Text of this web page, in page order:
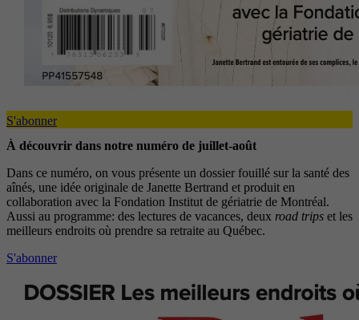
S'abonner
À découvrir dans notre numéro de juillet-août
Dans ce numéro, on vous présente un dossier fouillé sur la santé des
aînés, une idée originale de Janette Bertrand et produit en
collaboration avec la Fondation Institut de gériatrie de Montréal.
Aussi au programme: des lectures de vacances, deux road trips et les
meilleurs endroits où prendre sa retraite au Québec.
S'abonner